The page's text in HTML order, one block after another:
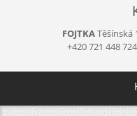
FOJTKATěšínská
+420 721 448 724